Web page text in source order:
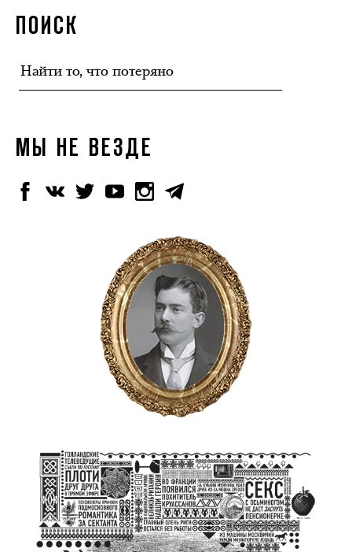
ПОИСК
МЫ НЕ ВЕЗДЕ